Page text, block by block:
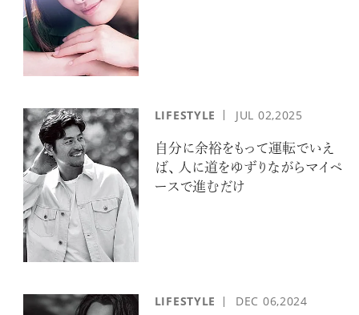
LIFESTYLE JUL 02,2025
自分に余裕をもって運転でいえ
ば、 人に道をゆずりながらマイペ
ースで進むだけ
LIFESTYLE DEC 06,2024